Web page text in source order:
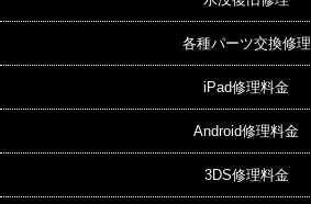
各種パーツ交換修理
iPad修理料金
Android修理料金
3DS修理料金